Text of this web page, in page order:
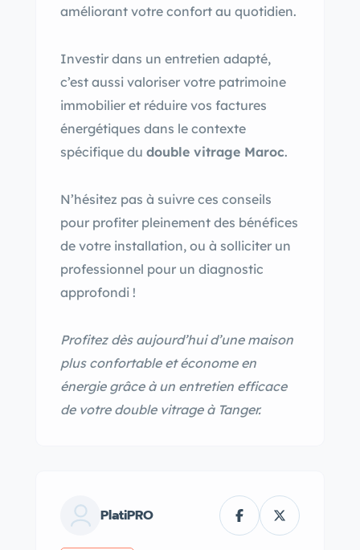
améliorant votre confort au quotidien.
Investir dans un entretien adapté,
c’est aussi valoriser votre patrimoine
immobilier et réduire vos factures
énergétiques dans le contexte
spécifique du double vitrage Maroc.
N’hésitez pas à suivre ces conseils
pour profiter pleinement des bénéfices
de votre installation, ou à solliciter un
professionnel pour un diagnostic
approfondi !
Profitez dès aujourd’hui d’une maison
plus confortable et économe en
énergie grâce à un entretien efficace
de votre double vitrage à Tanger.
PlatiPRO